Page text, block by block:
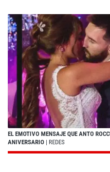
EL EMOTIVO MENSAJE QUE ANTO
ANIVERSARIO | REDES